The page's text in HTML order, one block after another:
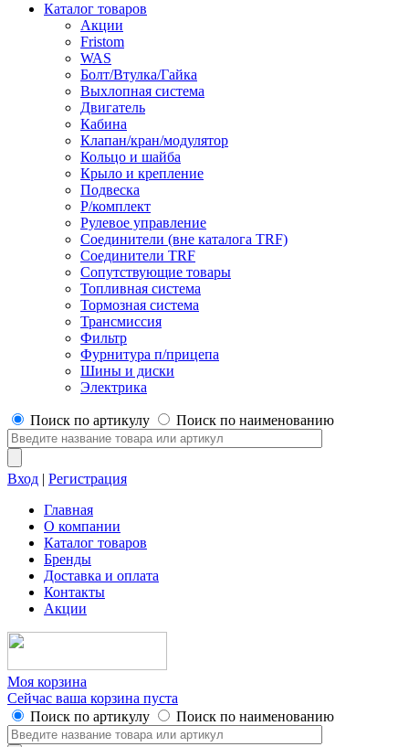
Каталог товаров
Акции
Fristom
WAS
Болт/Втулка/Гайка
Выхлопная система
Двигатель
Кабина
Клапан/кран/модулятор
Кольцо и шайба
Крыло и крепление
Подвеска
Р/комплект
Рулевое управление
Соединители (вне каталога TRF)
Соединители TRF
Сопутствующие товары
Топливная система
Тормозная система
Трансмиссия
Фильтр
Фурнитура п/прицепа
Шины и диски
Электрика
Поиск по артикулу Поиск по наименованию
Вход | Регистрация
Главная
О компании
Каталог товаров
Бренды
Доставка и оплата
Контакты
Акции
Моя корзина
Сейчас ваша корзина пуста
Поиск по артикулу
Поиск по наименованию